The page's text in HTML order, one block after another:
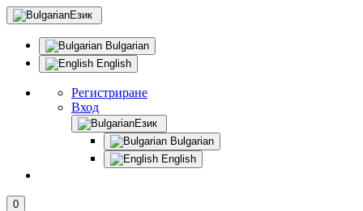
Език
Bulgarian
English
Регистриране
Вход
Език
Bulgarian
English
0